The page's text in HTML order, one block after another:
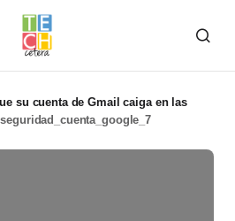
su cuenta de Gmail caiga en las
seguridad_cuenta_google_7